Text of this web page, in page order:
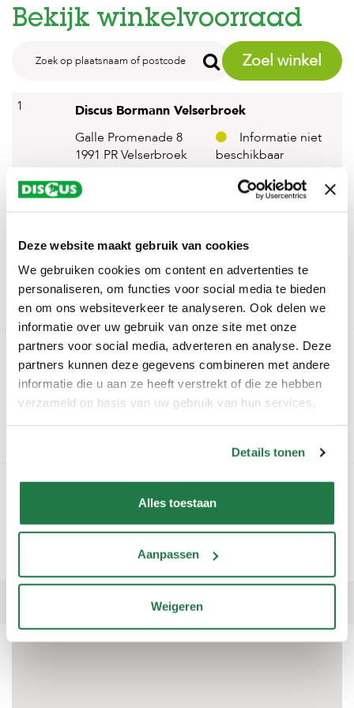
Deze website maakt gebruik van cookies
We gebruiken cookies om content en advertenties te
personaliseren, om functies voor social media te bieden
en om ons websiteverkeer te analyseren. Ook delen we
informatie over uw gebruik van onze site met onze
partners voor social media, adverteren en analyse. Deze
partners kunnen deze gegevens combineren met andere
informatie die u aan ze heeft verstrekt of die ze hebben
verzameld op basis van uw gebruik van hun services.
Details tonen
Alles toestaan
Aanpassen
Weigeren
Bekijk winkelvoorraad
Zoel winkel
1
Discus Bormann Velserbroek
Galle Promenade 8
1991 PR Velserbroek
Informatie niet
beschikbaar
Kies deze winkel
Marktplein 50
1972 GC IJmuiden
beschikbaar
Kies deze winkel
3
Discus Bormann Bloemendaal
Bloemendaalseweg
121
2061 CH
Bloemendaal
Informatie niet
beschikbaar
Kies deze winkel
Discus Kleverpark
Van Ostadestraat 10
2023 XA Haarlem
beschikbaar
3 4 5